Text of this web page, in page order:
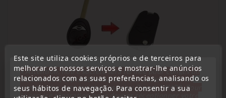
Este site utiliza cookies próprios e de terceiros para
melhorar os nossos serviços e mostrar-lhe anúncios
relacionados com as suas preferências, analisando os
seus hábitos de navegação. Para consentir a sua
« Attention, notre société sera fermée pour congés du
10 aout au 1 septembre inclus. Pour cette raison les
commandes sont traitées jusqu'au 7 aout 14H00. Pour
le service réparation nous devons réceptionner votre